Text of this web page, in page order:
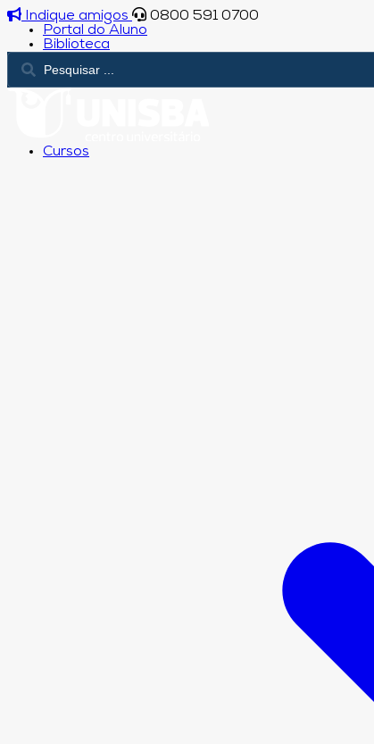
Indique amigos
0800 591 0700
Portal do Aluno
Biblioteca
Cursos